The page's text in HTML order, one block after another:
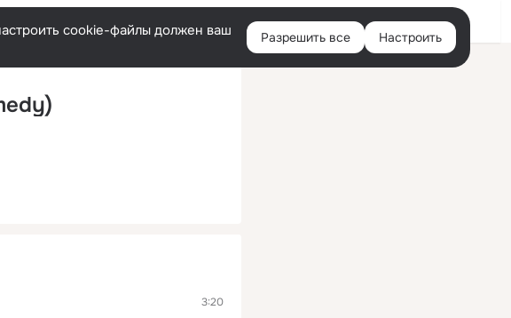
Войти
cookie-файлы должен ваш
Разрешить все Настроить
3:20